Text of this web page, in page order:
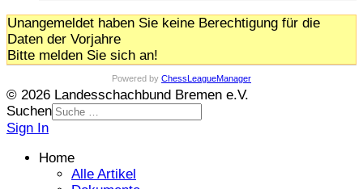
Unangemeldet haben Sie keine Berechtigung für die
Daten der Vorjahre
Bitte melden Sie sich an!
Powered by ChessLeagueManager
© 2026 Landesschachbund Bremen e.V.
Suchen
Sign In
Home
Alle Artikel